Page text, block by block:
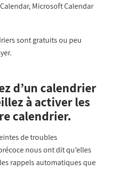
Microsoft Calendar
sont gratuits ou peu
d’un calendrier
à activerles
calendrier.
de troubles
nous ont dit qu’elles
rappels automatiques que